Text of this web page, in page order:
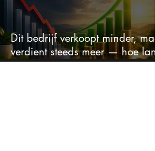
Dit bedrijf verkoopt minder,
verdient steeds meer — hoe
kan dit sprookje doorgaan?